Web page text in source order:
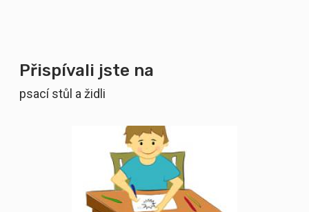
Přispívali jste na
psací stůl a židli